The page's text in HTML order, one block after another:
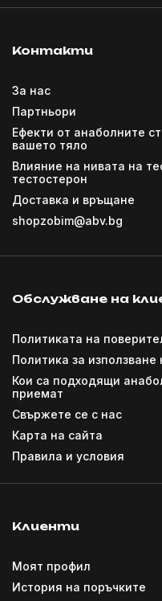
Контакти
За нас
Партньори
Ефекти от анаболните
вашето тяло
Влияние на нивата на
тестостерон
Доставка и връщане
shopzobim@abv.bg
Обслужване на
Политиката на
Политика за използване
Кои са подходящи
приемат
Свържете се с нас
Карта на сайта
Правила и условия
Клиенти
Моят профил
История на поръчките